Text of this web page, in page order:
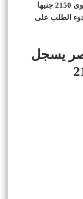
جرام الذهب عيار 21 مستوى 2150 جنيها
الطلب على
يسجل